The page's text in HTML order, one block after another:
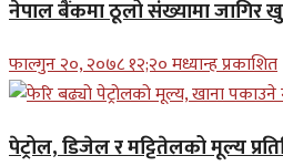
नेपाल बैंकमा ठूलो संख्यामा जागिर
फाल्गुन २०, २०७८ १२;२० मध्यान्ह प्रकाशित
पेट्रोल, डिजेल र मट्टितेलको मूल्य